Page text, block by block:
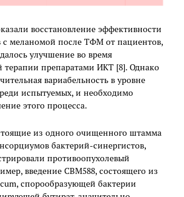
восстановление эффективности
меланомой после ТФМ от пациентов,
улучшение во время
препаратами ИКТ [8]. Однако
вариабельность в уровне
испытуемых, и необходимо
этого процесса.
из одного очищенного штамма
бактерий-синергистов,
противоопухолевый
введение CBM588, состоящего из
спорообразующей бактерии